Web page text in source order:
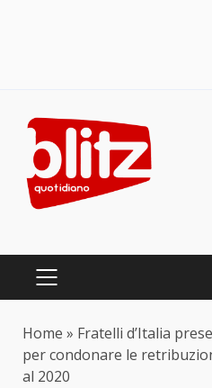
content
PRIMARY
Home » Fratelli d’Italia
per condonare le
al 2020